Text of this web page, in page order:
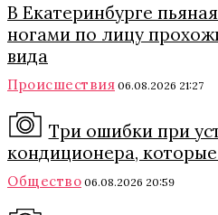
В Екатеринбурге
ногами по лицу
вида
Происшествия 06.08.2026 21:27
Три ошибки при
кондиционера,
Общество 06.08.2026 20:59